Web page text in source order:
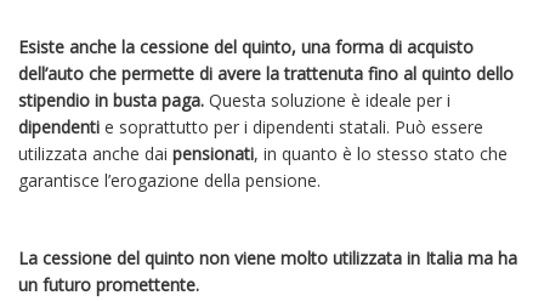
Esiste anche la cessione del quinto, una forma di acquisto
dell’auto che permette di avere la trattenuta fino al quinto dello
stipendio in busta paga. Questa soluzione è ideale per i
dipendenti e soprattutto per i dipendenti statali. Può essere
utilizzata anche dai pensionati, in quanto è lo stesso stato che
garantisce l’erogazione della pensione.
La cessione del quinto non viene molto utilizzata in Italia ma ha
un futuro promettente.